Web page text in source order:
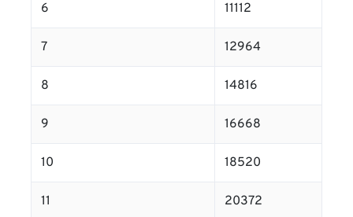
6 11112
7 12964
8 14816
9 16668
10 18520
11 20372